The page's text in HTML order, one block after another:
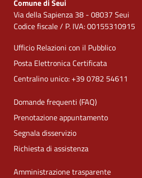
Comune di Seui
Via della Sapienza 38 - 08037 Seui
Codice fiscale / P. IVA: 00155310915
Ufficio Relazioni con il Pubblico
Posta Elettronica Certificata
Centralino unico: +39 0782 54611
Domande frequenti (FAQ)
Prenotazione appuntamento
Segnala disservizio
Richiesta di assistenza
Amministrazione trasparente